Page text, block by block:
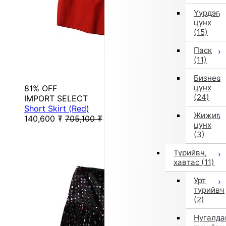
Үүрдэг
цүнх
(15)
Паск
(11)
Бизнес
цүнх
(24)
Жижиг
цүнх
(3)
Түрийвч,
хавтас (11)
Урт
түрийвч
(2)
81% OFF
IMPORT SELECT
Short Skirt (Red)
140,600 ₮ 705,100 ₮